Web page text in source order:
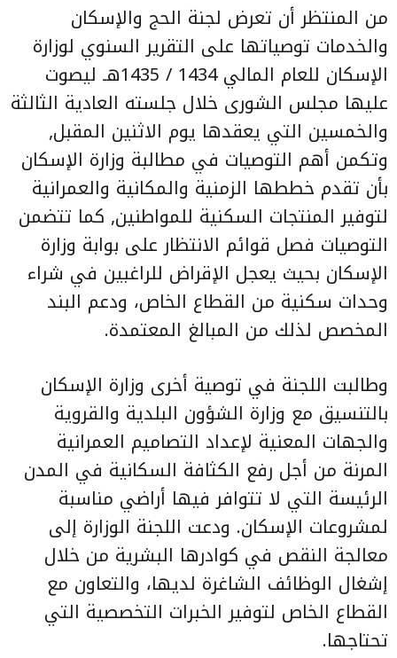
من المنتظر أن تعرض لجنة الحج والإسكان
والخدمات توصياتها على التقرير السنوي لوزارة
الإسكان للعام المالي 1434 / 1435هـ ليصوت
عليها مجلس الشورى خلال جلسته العادية الثالثة
والخمسين التي يعقدها يوم الاثنين المقبل,
وتكمن أهم التوصيات في مطالبة وزارة الإسكان
بأن تقدم خططها الزمنية والمكانية والعمرانية
لتوفير المنتجات السكنية للمواطنين, كما تتضمن
التوصيات فصل قوائم الانتظار على بوابة وزارة
الإسكان بحيث يعجل الإقراض للراغبين في شراء
وحدات سكنية من القطاع الخاص، ودعم البند
المخصص لذلك من المبالغ المعتمدة.
وطالبت اللجنة في توصية أخرى وزارة الإسكان
بالتنسيق مع وزارة الشؤون البلدية والقروية
والجهات المعنية لإعداد التصاميم العمرانية
المرنة من أجل رفع الكثافة السكانية في المدن
الرئيسة التي لا تتوافر فيها أراضي مناسبة
لمشروعات الإسكان. ودعت اللجنة الوزارة إلى
معالجة النقص في كوادرها البشرية من خلال
إشغال الوظائف الشاغرة لديها، والتعاون مع
القطاع الخاص لتوفير الخبرات التخصصية التي
تحتاجها.